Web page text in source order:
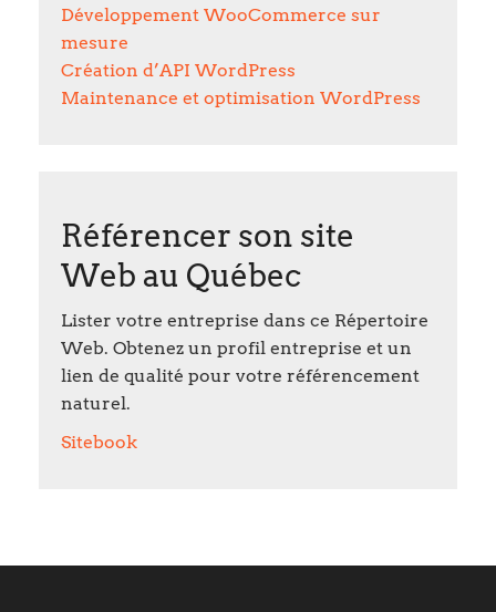
Développement WooCommerce sur
mesure
Création d’API WordPress
Maintenance et optimisation WordPress
Référencer son site
Web au Québec
Lister votre entreprise dans ce Répertoire
Web. Obtenez un profil entreprise et un
lien de qualité pour votre référencement
naturel.
Sitebook